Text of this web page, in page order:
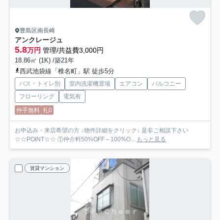
豊島区南長崎
アンクレージュ
5.8万円 管理/共益費3,000円
18.86㎡ (1K) /築21年
西武池袋線「椎名町」駅 徒歩5分
バス・トイレ別 室内洗濯機置場 エアコン
バルコニー
フローリング
電気有
仲手無料 礼0
お申込み・来店希望の方 ↓物件詳細をクリック↓ 是非ご相談下さい
☆☆POINT☆☆ ①仲介料50%OFF～100%O... もっと見る
賃貸マンション